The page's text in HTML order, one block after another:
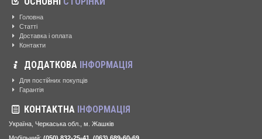
Головна
Статті
Доставка і оплата
Контакти
ДОДАТКОВА ІНФОРМАЦІЯ
Для постійних покупців
Гарантія
КОНТАКТНА ІНФОРМАЦІЯ
Україна, Черкаська обл., м. Жашків